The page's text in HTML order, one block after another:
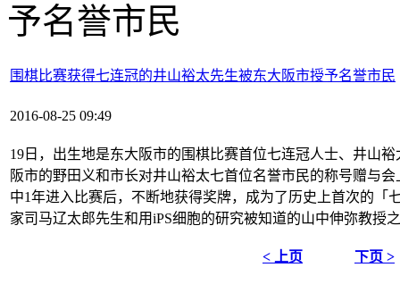
予名誉市民
围棋比赛获得七连冠的井山裕太先生被东大阪市授予名誉市民
2016-08-25 09:49
19日，出生地是东大阪市的围棋比赛首位七连冠人士、井山
阪市的野田义和市长对井山裕太七首位名誉市民的称号赠与
中1年进入比赛后，不断地获得奖牌，成为了历史上首次的「
家司马辽太郎先生和用iPS细胞的研究被知道的山中伸弥教授
< 上页 下页 >